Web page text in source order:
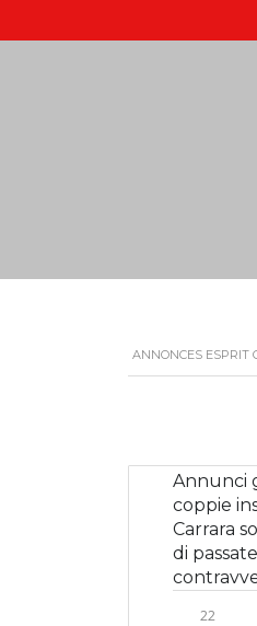
ANNONCES ESPRIT
Annunci
coppie
Carrara
di
22